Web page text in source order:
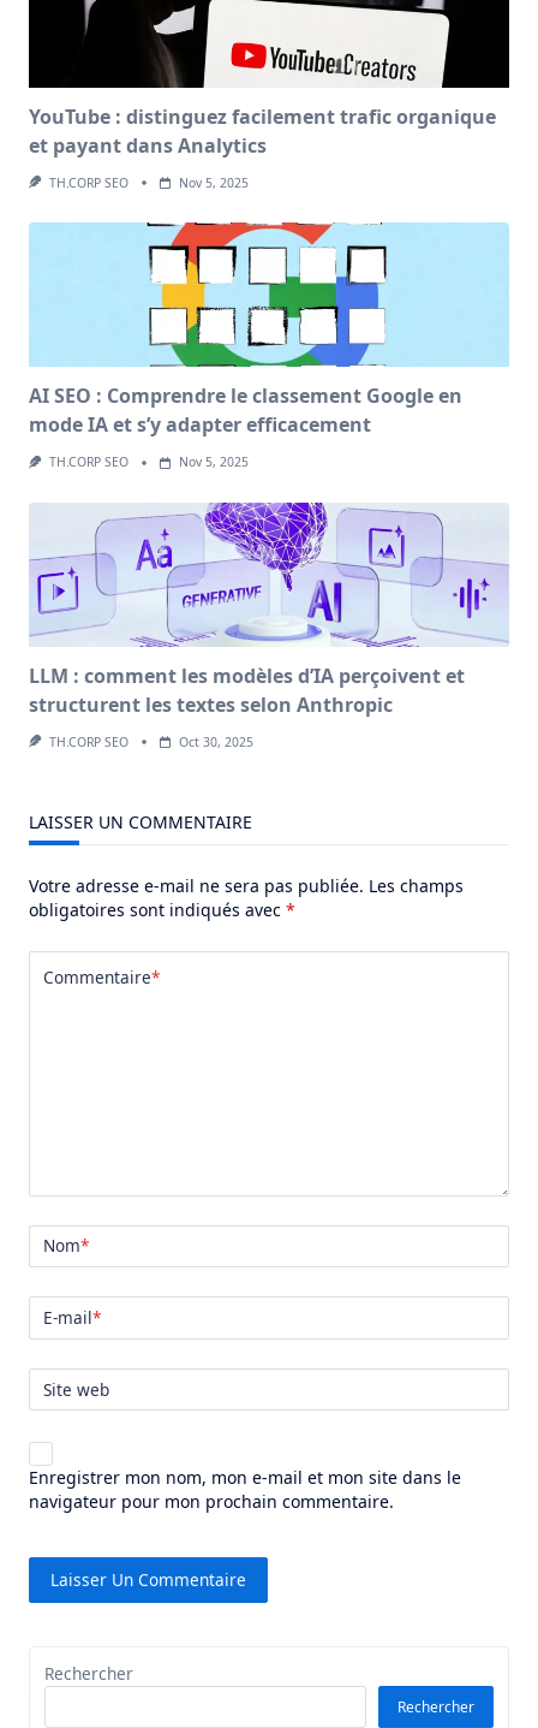
YouTube : distinguez facilement trafic organique
et payant dans Analytics
TH.CORP SEO Nov 5, 2025
AI SEO : Comprendre le classement Google en
mode IA et s’y adapter efficacement
TH.CORP SEO Nov 5, 2025
LLM : comment les modèles d’IA perçoivent et
structurent les textes selon Anthropic
TH.CORP SEO Oct 30, 2025
LAISSER UN COMMENTAIRE
Votre adresse e-mail ne sera pas publiée. Les champs
obligatoires sont indiqués avec *
Commentaire*
Nom*
E-mail*
Site web
Enregistrer mon nom, mon e-mail et mon site dans le
navigateur pour mon prochain commentaire.
Rechercher
Rechercher